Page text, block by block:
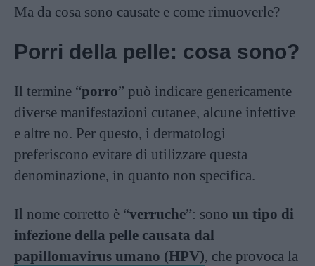
Ma da cosa sono causate e come rimuoverle?
Porri della pelle: cosa sono?
Il termine “porro” può indicare genericamente
diverse manifestazioni cutanee, alcune infettive
e altre no. Per questo, i dermatologi
preferiscono evitare di utilizzare questa
denominazione, in quanto non specifica.
Il nome corretto è “verruche”: sono un tipo di
infezione della pelle causata dal
papillomavirus umano (HPV), che provoca la